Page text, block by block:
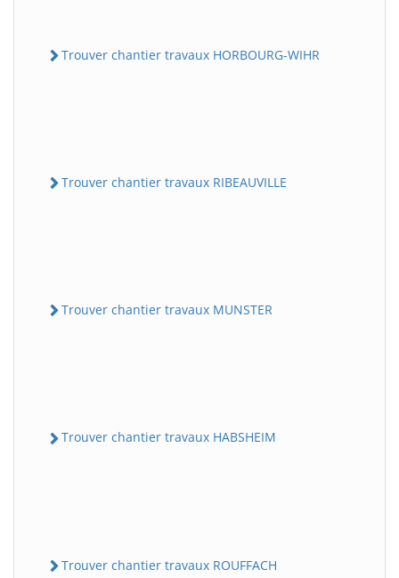
Trouver chantier travaux HORBOURG-WIHR
Trouver chantier travaux RIBEAUVILLE
Trouver chantier travaux MUNSTER
Trouver chantier travaux HABSHEIM
Trouver chantier travaux ROUFFACH